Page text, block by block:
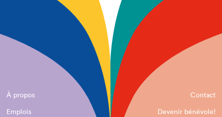
À propos
Contact
Emplois
Devenir bénévole!